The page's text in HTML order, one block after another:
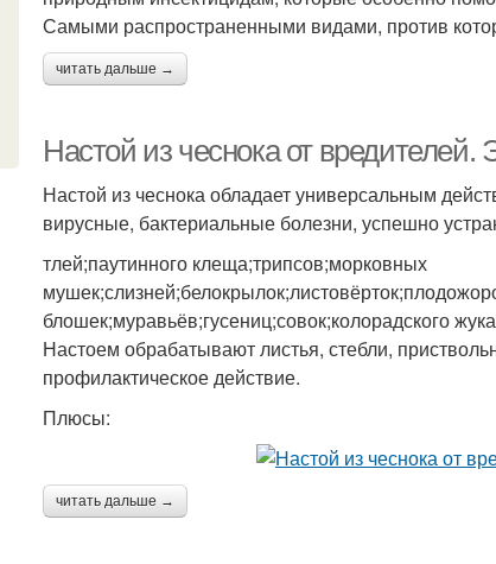
Самыми распространенными видами, против
читать дальше →
Настой из чеснока от
Настой из чеснока обладает универсальным
вирусные, бактериальные болезни, успешно
тлей;паутинного клеща;трипсов;морковных
блошек;муравьёв;гусениц;совок;колорадского
Настоем обрабатывают листья, стебли,
профилактическое действие.
Плюсы:
читать дальше →